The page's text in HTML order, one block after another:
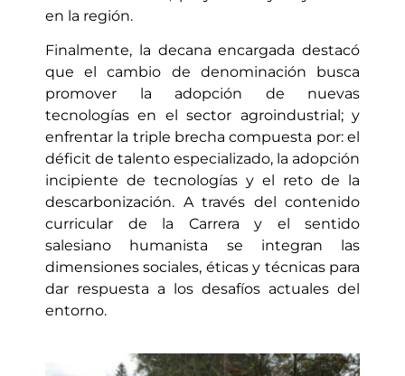
en la región.
Finalmente, la decana encargada destacó
que el cambio de denominación busca
promover la adopción de nuevas
tecnologías en el sector agroindustrial; y
enfrentar la triple brecha compuesta por: el
déficit de talento especializado, la adopción
incipiente de tecnologías y el reto de la
descarbonización. A través del contenido
curricular de la Carrera y el sentido
salesiano humanista se integran
las
dimensiones sociales, éticas y técnicas para
dar respuesta a los desafíos actuales del
entorno.